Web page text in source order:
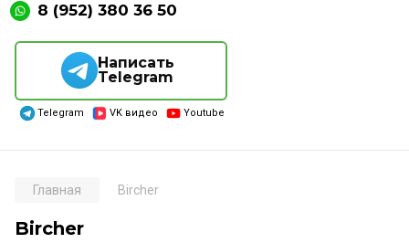
8 (952) 380 36 50
Написать
Telegram
Telegram VK видео Youtube
Главная Bircher
Bircher